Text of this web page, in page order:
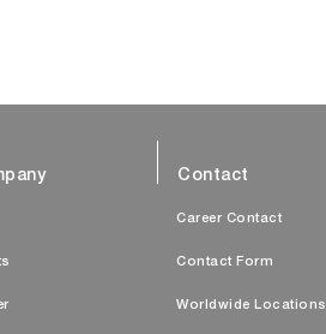
Contact
Career Contact
Contact Form
Worldwide Locations